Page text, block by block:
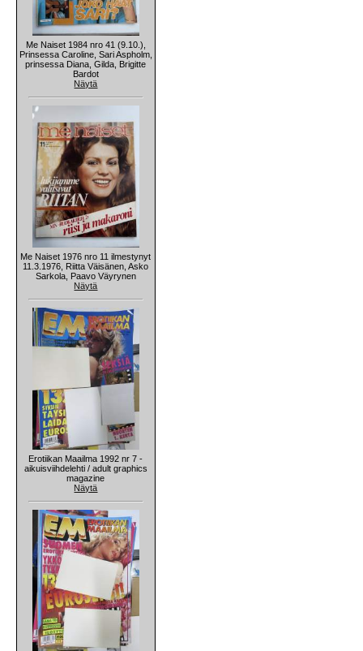
Me Naiset 1984 nro 41 (9.10.),
Prinsessa Caroline, Sari Aspholm,
prinsessa Diana, Gilda, Brigitte
Bardot
Näytä
Me Naiset 1976 nro 11 ilmestynyt
11.3.1976, Riitta Väisänen, Asko
Sarkola, Paavo Väyrynen
Näytä
Erotiikan Maailma 1992 nr 7 -
aikuisviihdelehti / adult graphics
magazine
Näytä